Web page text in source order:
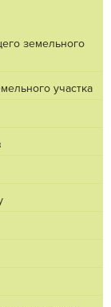
земельного
участка